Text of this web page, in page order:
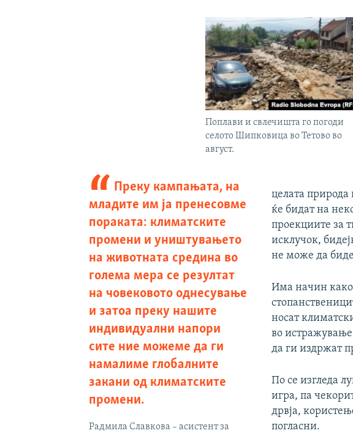
Поплави и свлечишта го погоди
селото Шипковица во Тетово во
август.
Преку кампањата, на
младите им ја пренесовме
пораката: климатските
промени и уништувањето
на животната средина во
голема мера се резултат
на човековото однесување
и затоа преку нашите
индивидуални напори
сите ние можеме да ги
намалиме глобалните
закани од климатските
промени.
Радмила Славкова – асистент за
целата природа
ќе бидат на
проекциите за
исклучок,
не може да
Има начин како
носат
во
да ги издржат
По се изгледа
игра, па
дрвја,
погласни.